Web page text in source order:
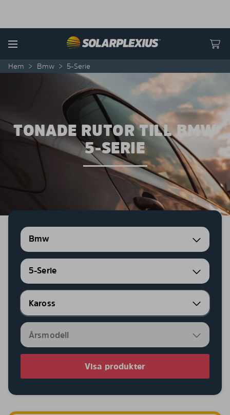
Menu
Hem > Bmw > 5-Serie
TONADE RUTOR TILL BMW
5-SERIE
Bmw
5-Serie
Visa produkter